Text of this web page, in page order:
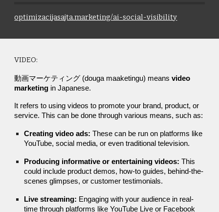
optimizacijasajta.marketing/ai-social-visibility
VIDEO:
動画マーケティング (douga maaketingu) meansvideo
marketing in Japanese.
It refers to using videos to promote your brand, product, or
service. This can be done through various means, such as:
Creating video ads: These can be run on platforms like
YouTube, social media, or even traditional television.
Producing informative or entertaining videos: This
could include product demos, how-to guides, behind-the-
scenes glimpses, or customer testimonials.
Live streaming: Engaging with your audience in real-
time through platforms like YouTube Live or Facebook